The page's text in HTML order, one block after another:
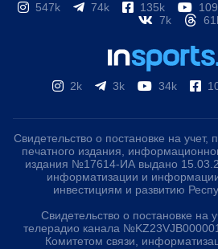
547k 74k 135k
7k
2k 3k 34k
Свидетельство о постановке на учет,
печатного издания,
издания №17614-ИА выдано
информатизации и
инвестициям и развитию
Свидетельство о постановке на
телерадио канала
Комитетом связи,